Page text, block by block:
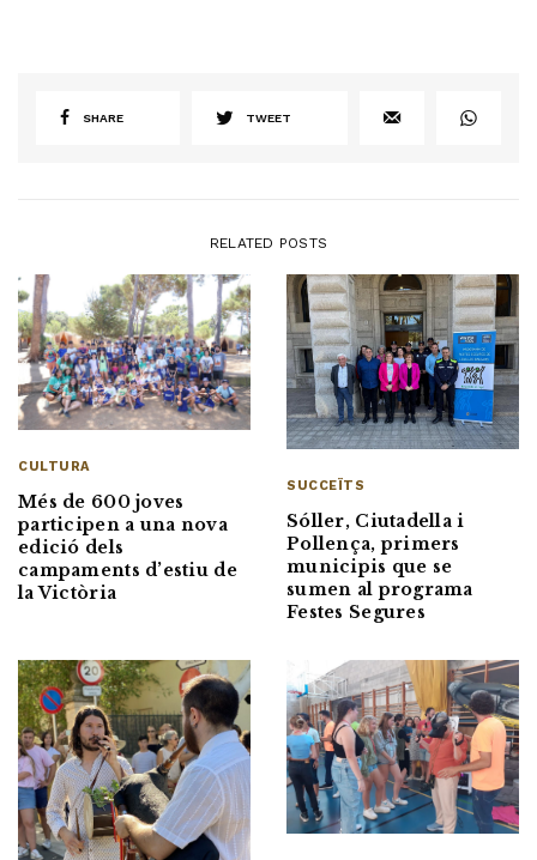
SHARE TWEET
RELATED POSTS
CULTURA
Més de 600 joves
participen a una nova
edició dels
campaments d’estiu de
la Victòria
SUCCEÏTS
Sóller, Ciutadella i
Pollença, primers
municipis que se
sumen al programa
Festes Segures